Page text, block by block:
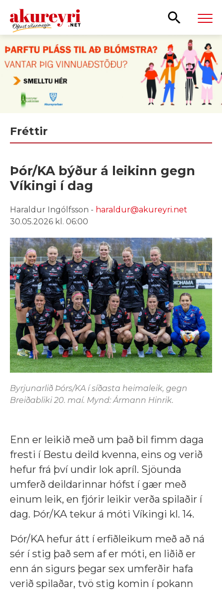
Leita
Fréttir
Þór/KA býður á leikinn gegn
Víkingi í dag
Haraldur Ingólfsson - haraldur@akureyri.net
30.05.2026 kl. 06:00
Byrjunarlið Þórs/KA í síðasta heimaleik, gegn
Breiðabliki 20. maí. Mynd: Ármann Hinrik.
Enn er leikið með um það bil fimm daga
fresti í Bestu deild kvenna, eins og verið
hefur frá því undir lok apríl. Sjöunda
umferð deildarinnar hófst í gær með
einum leik, en fjórir leikir verða spilaðir í
dag. Þór/KA tekur á móti Víkingi kl. 14.
Þór/KA hefur átt í erfiðleikum með að ná
sér í stig það sem af er móti, en liðið er
enn án sigurs þegar sex umferðir hafa
verið spilaðar, tvö stig komin í pokann